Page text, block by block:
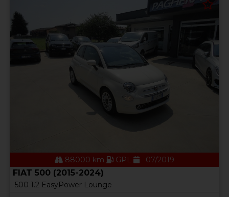
88000 km GPL 07/2019
FIAT 500 (2015-2024)
500 1.2 EasyPower Lounge